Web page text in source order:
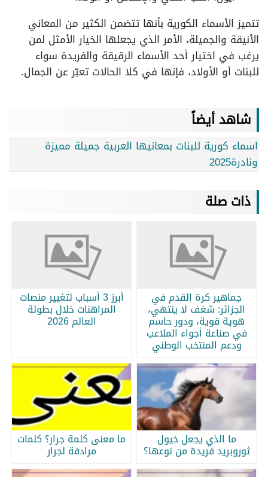
تتميز الأسماء الكورية بأنها تتضمن الكثير من المعاني
الأنيقة والجميلة، الأمر الذي يجعلها الخيار الأمثل لمن
يرغب في اختيار أحد الأسماء الرقيقة والفريدة سواء
للبنات أو الأولاد، فإنها في كلا الحالات تعبّر عن الجمال.
شاهد أيضاً
اسماء كورية للبنات بمعانيها العربية جميلة مميزة
ونادرة2025
ذات صلة
جماهير كرة القدم في
الجزائر: شغف لا ينتهي،
هوية قوية، ودور حاسم
في صناعة أجواء الملاعب
ودعم المنتخب الوطني
أبرز 3 أسباب لتغيير منصات
المراهنات خلال بطولة
العالم 2026
ما الذي يجعل خيول
ثوروبريد فريدة من نوعها؟
ما معنى كلمة جرار؟ كلمات
مرادفة لجرار